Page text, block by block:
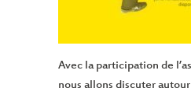
Avec la participation de
nous allons discuter